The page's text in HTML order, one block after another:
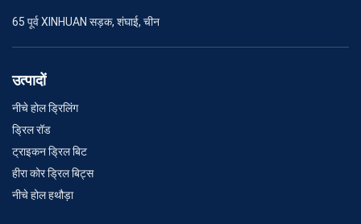
65 पूर्व XINHUAN सड़क, शंघाई, चीन
उत्पादों
नीचे होल ड्रिलिंग
ड्रिल रॉड
ट्राइकन ड्रिल बिट
हीरा कोर ड्रिल बिट्स
नीचे होल हथौड़ा